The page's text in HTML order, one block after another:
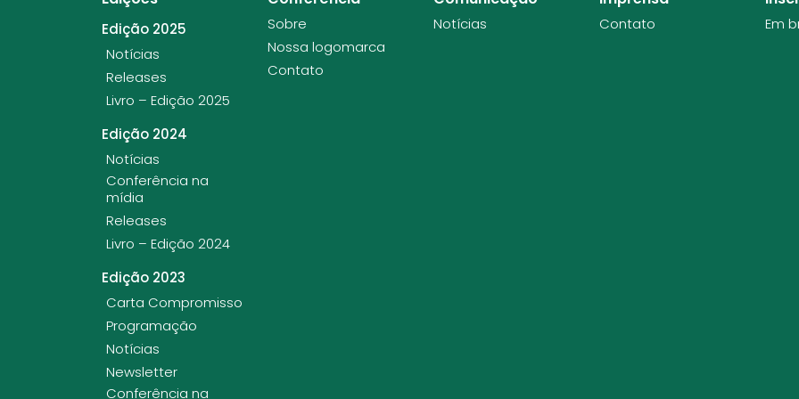
Edição 2025
Notícias
Releases
Livro – Edição 2025
Edição 2024
Notícias
Conferência na
mídia
Releases
Livro – Edição 2024
Edição 2023
Carta Compromisso
Programação
Notícias
Newsletter
Conferência na
Sobre
Nossa logomarca
Contato
Notícias Contato Em